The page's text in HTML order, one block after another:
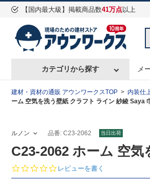
【国内最大級】掲載商品数41万点以上
カテゴリから探す メ
建材・資材の通販 アウンワークスTOP 内装仕
ーム 空気を洗う壁紙 クラフト ライン 紗綾 Saya
ルノン 品番: C23-2062 当日出荷
C23-2062 ホーム 空
0.
0
レビューを書く